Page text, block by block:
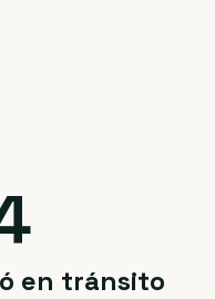
en tránsito